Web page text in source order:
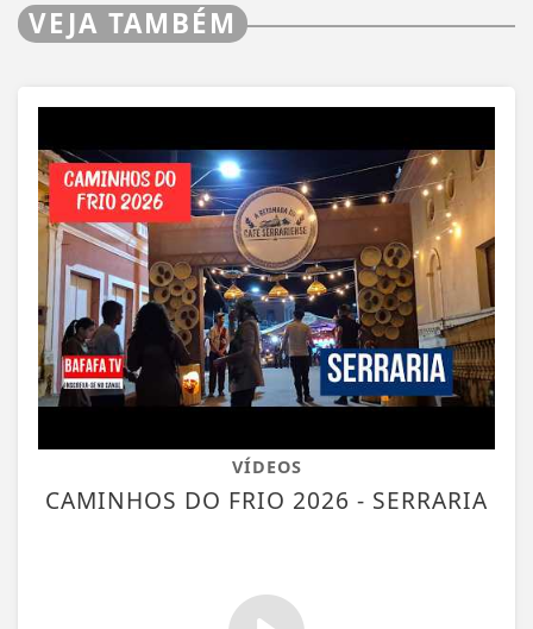
VEJA TAMBÉM
VÍDEOS
CAMINHOS DO FRIO 2026 - SERRARIA